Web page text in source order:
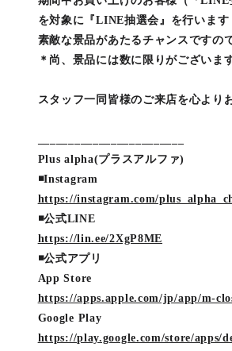
を対象に『LINE抽選会』を行います
素敵な景品があたるチャンスですの
＊尚、景品には数に限りがございま
スタッフ一同皆様のご来店を心より
Plus alpha(プラスアルファ)
◾️Instagram
https://instagram.com/
◾️公式LINE
https://lin.ee/2XgP8ME
◾️公式アプリ
App Store
https://apps.apple.com/jp/app/m-
Google Play
https://play.google.com/store/apps/